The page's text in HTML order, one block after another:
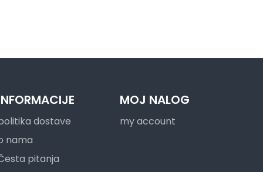
dostave
nama
pitanja
MOJ NALOG
my account